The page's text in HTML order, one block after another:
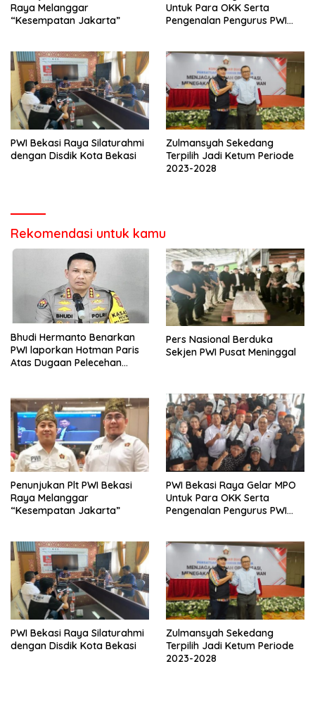
Raya Melanggar
“Kesempatan Jakarta”
Untuk Para OKK Serta
Pengenalan Pengurus PWI
PWI Bekasi Raya Silaturahmi
dengan Disdik Kota Bekasi
Zulmansyah Sekedang
Terpilih Jadi Ketum Periode
2023-2028
Rekomendasi untuk kamu
Bhudi Hermanto Benarkan
PWI laporkan Hotman Paris
Atas Dugaan Pelecehan
Pers Nasional Berduka
Sekjen PWI Pusat Meninggal
Penunjukan Plt PWI Bekasi
Raya Melanggar
“Kesempatan Jakarta”
PWI Bekasi Raya Gelar MPO
Untuk Para OKK Serta
Pengenalan Pengurus PWI
PWI Bekasi Raya Silaturahmi
dengan Disdik Kota Bekasi
Zulmansyah Sekedang
Terpilih Jadi Ketum Periode
2023-2028